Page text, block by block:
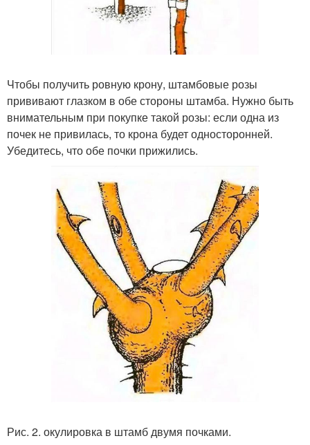
Чтобы получить ровную крону, штамбовые розы
прививают глазком в обе стороны штамба. Нужно быть
внимательным при покупке такой розы: если одна из
почек не привилась, то крона будет односторонней.
Убедитесь, что обе почки прижились.
Рис. 2. окулировка в штамб двумя почками.